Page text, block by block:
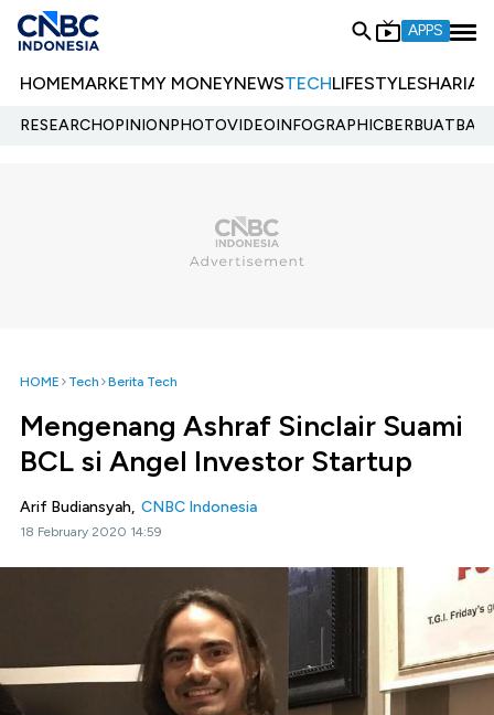
APPS
HOMEMARKETMY MONEYNEWSTECHLIFESTYLESHARIA
RESEARCHOPINIONPHOTOVIDEOINFOGRAPHIC
HOME Tech Berita Tech
Mengenang Ashraf Sinclair Suami
BCL si Angel Investor Startup
Arif Budiansyah, CNBC Indonesia
18 February 2020 14:59